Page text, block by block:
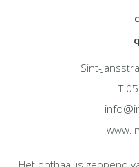
Sint-
T
Het onthaal is geopend